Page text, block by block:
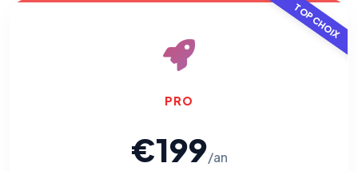
TOP CHOIX
PRO
€199/an